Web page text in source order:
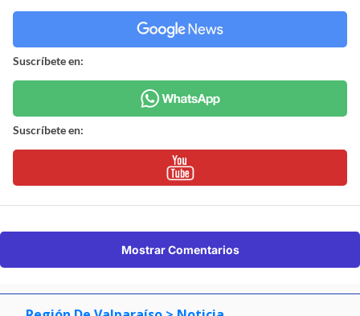
Suscríbete en:
Suscríbete en:
Mostrar Comentarios